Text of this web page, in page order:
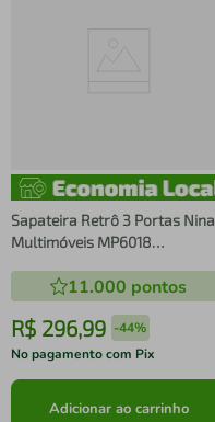
Sapateira Retrô 3 Portas Nina
Multimóveis MP6018
11.000 pontos
R$ 296,99 -44%
No pagamento com Pix
Adicionar ao carrinho